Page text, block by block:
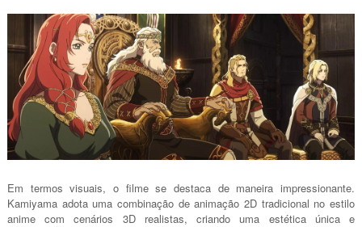
Em termos visuais, o filme se destaca de maneira impressionante.
Kamiyama adota uma combinação de animação 2D tradicional no estilo
anime com cenários 3D realistas, criando uma estética única e